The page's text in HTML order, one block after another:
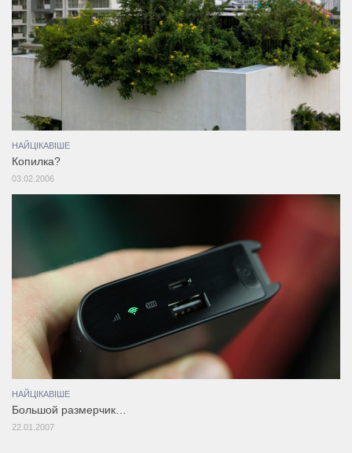
НАЙЦІКАВІШЕ
Копилка?
03.02.2006
НАЙЦІКАВІШЕ
Большой размерчик…
22.01.2007